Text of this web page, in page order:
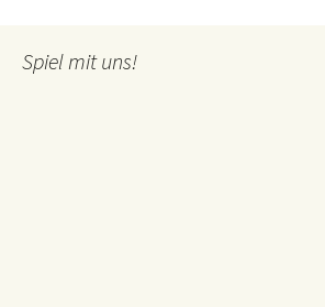
Spiel mit uns!